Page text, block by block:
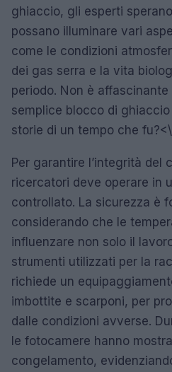
ghiaccio, gli esperti
possano illuminare vari
come le condizioni
dei gas serra e la vita
periodo. Non è
semplice blocco di
storie di un tempo che
Per garantire l’integrità del
ricercatori deve operare in
controllato. La sicurezza è
considerando che le
influenzare non solo il
strumenti utilizzati per la
richiede un
imbottite e scarponi, per
dalle condizioni avverse.
le fotocamere hanno
congelamento,